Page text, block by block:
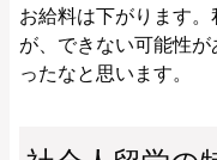
お給料は下がります
が、できない可能性
ったなと思います。